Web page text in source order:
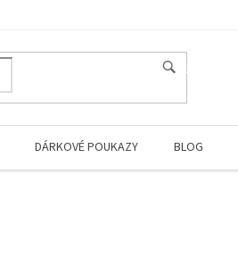
HLEDAT
DÁRKOVÉ POUKAZY BLOG